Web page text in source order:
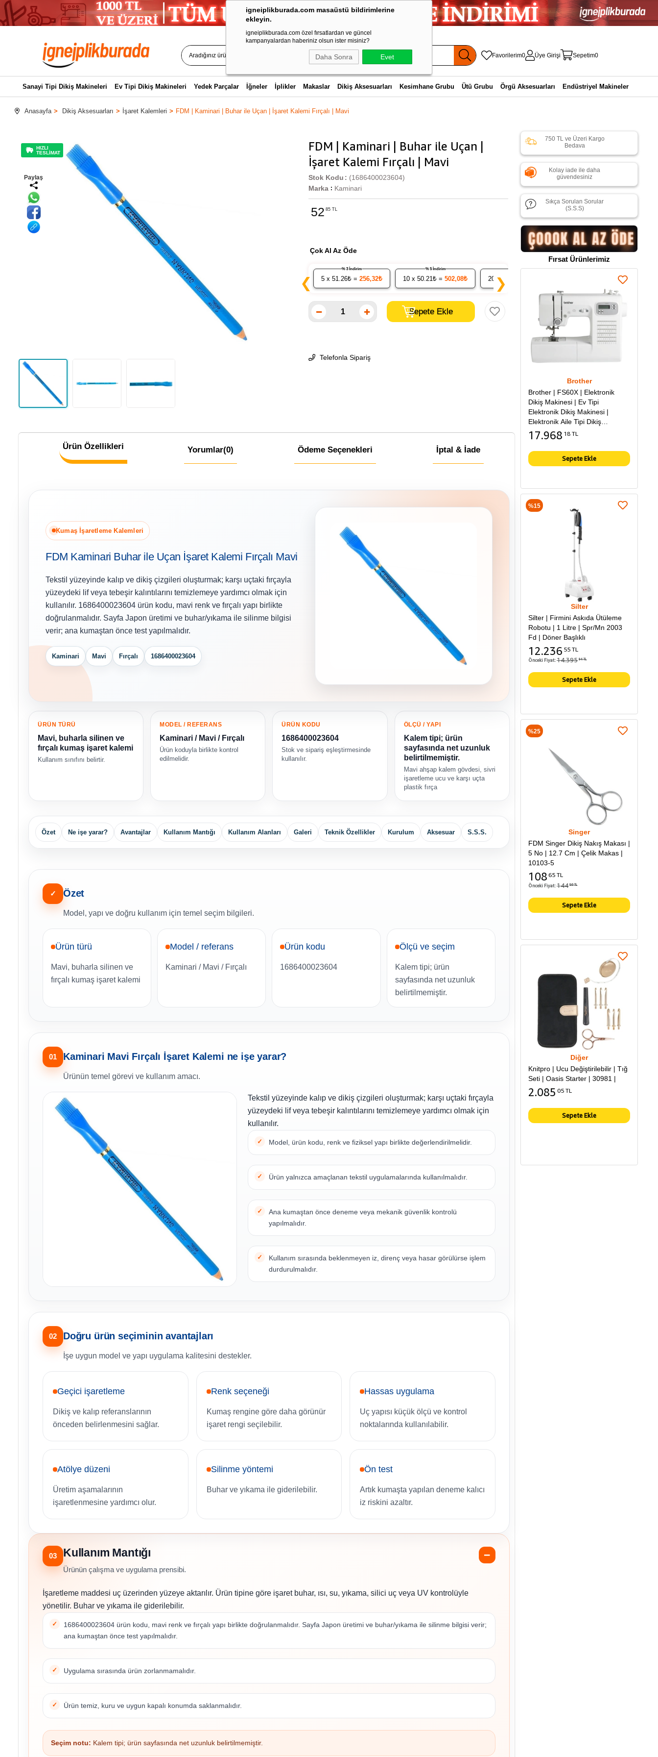
igneiplikburada.com masaüstü bildirimlerine
ekleyin.
igneiplikburada.com özel fırsatlardan ve güncel
kampanyalardan haberiniz olsun ister misiniz?
Daha Sonra Evet Favorilerim0 Üye Girişi Sepetim0
Sanayi Tipi Dikiş Makineleri Ev Tipi Dikiş Makineleri Yedek Parçalar İğneler İplikler Makaslar Dikiş Aksesuarları Kesimhane Grubu Ütü Grubu Örgü Aksesuarları Endüstriyel Makineler
Anasayfa Dikiş Aksesuarları İşaret Kalemleri FDM | Kaminari | Buhar ile Uçan | İşaret Kalemi Fırçalı | Mavi
HIZLI
TESLİMAT
Paylaş
FDM | Kaminari | Buhar ile Uçan |
İşaret Kalemi Fırçalı | Mavi
(1686400023604)
Stok Kodu
Marka : Kaminari
52 85 TL
Çok Al Az Öde
❮ 5 x 51.26₺ = 256,32₺
% 3 İndirim
10 x 50.21₺ = 502,08₺
% 5 İndirim
20 x 49.15₺ =
% 7 İndirim
2.404,68₺
% 9 İndirim
❯
Telefonla Sipariş
Ürün Özellikleri Yorumlar(0) Ödeme Seçenekleri İptal & İade
Kumaş İşaretleme Kalemleri
FDM Kaminari Buhar ile Uçan İşaret Kalemi Fırçalı Mavi
Tekstil yüzeyinde kalıp ve dikiş çizgileri oluşturmak; karşı uçtaki fırçayla
yüzeydeki lif veya tebeşir kalıntılarını temizlemeye yardımcı olmak için
kullanılır. 1686400023604 ürün kodu, mavi renk ve fırçalı yapı birlikte
doğrulanmalıdır. Sayfa Japon üretimi ve buhar/yıkama ile silinme bilgisi
verir; ana kumaştan önce test yapılmalıdır.
Kaminari Mavi Fırçalı 1686400023604
ÜRÜN TÜRÜ
Mavi, buharla silinen ve
fırçalı kumaş işaret kalemi
Kullanım sınıfını belirtir.
MODEL / REFERANS
Kaminari / Mavi / Fırçalı
Ürün koduyla birlikte kontrol
edilmelidir.
ÜRÜN KODU
1686400023604
Stok ve sipariş eşleştirmesinde
kullanılır.
ÖLÇÜ / YAPI
Kalem tipi; ürün
sayfasında net uzunluk
belirtilmemiştir.
Mavi ahşap kalem gövdesi, sivri
işaretleme ucu ve karşı uçta
plastik fırça
Özet Ne işe yarar? Avantajlar Kullanım Mantığı Kullanım Alanları Galeri Teknik Özellikler Kurulum Aksesuar S.S.S.
✓ Özet
Model, yapı ve doğru kullanım için temel seçim bilgileri.
Ürün türü
Mavi, buharla silinen ve
fırçalı kumaş işaret kalemi
Model / referans
Kaminari / Mavi / Fırçalı
Ürün kodu
1686400023604
Ölçü ve seçim
Kalem tipi; ürün
sayfasında net uzunluk
belirtilmemiştir.
01 Kaminari Mavi Fırçalı İşaret Kalemi ne işe yarar?
Ürünün temel görevi ve kullanım amacı.
Tekstil yüzeyinde kalıp ve dikiş çizgileri oluşturmak; karşı uçtaki fırçayla
yüzeydeki lif veya tebeşir kalıntılarını temizlemeye yardımcı olmak için
kullanılır.
Model, ürün kodu, renk ve fiziksel yapı birlikte değerlendirilmelidir.
Ürün yalnızca amaçlanan tekstil uygulamalarında kullanılmalıdır.
Ana kumaştan önce deneme veya mekanik güvenlik kontrolü
yapılmalıdır.
Kullanım sırasında beklenmeyen iz, direnç veya hasar görülürse işlem
durdurulmalıdır.
02 Doğru ürün seçiminin avantajları
İşe uygun model ve yapı uygulama kalitesini destekler.
Geçici işaretleme
Dikiş ve kalıp referanslarının
önceden belirlenmesini sağlar.
Renk seçeneği
Kumaş rengine göre daha görünür
işaret rengi seçilebilir.
Hassas uygulama
Uç yapısı küçük ölçü ve kontrol
noktalarında kullanılabilir.
Atölye düzeni
Üretim aşamalarının
işaretlenmesine yardımcı olur.
Silinme yöntemi
Buhar ve yıkama ile giderilebilir.
Ön test
Artık kumaşta yapılan deneme kalıcı
iz riskini azaltır.
03 Kullanım Mantığı
Ürünün çalışma ve uygulama prensibi.
İşaretleme maddesi uç üzerinden yüzeye aktarılır. Ürün tipine göre işaret buhar, ısı, su, yıkama, silici uç veya UV kontrolüyle
yönetilir. Buhar ve yıkama ile giderilebilir.
1686400023604 ürün kodu, mavi renk ve fırçalı yapı birlikte doğrulanmalıdır. Sayfa Japon üretimi ve buhar/yıkama ile silinme bilgisi verir;
ana kumaştan önce test yapılmalıdır.
Uygulama sırasında ürün zorlanmamalıdır.
Ürün temiz, kuru ve uygun kapalı konumda saklanmalıdır.
Seçim notu: Kalem tipi; ürün sayfasında net uzunluk belirtilmemiştir.
750 TL ve Üzeri Kargo
Bedava
Kolay iade ile daha
güvendesiniz
Sıkça Sorulan Sorular
(S.S.S)
Fırsat Ürünlerimiz
Brother
Brother | FS60X | Elektronik
Dikiş Makinesi | Ev Tipi
Elektronik Dikiş Makinesi |
Elektronik Aile Tipi Dikiş
Makinesi
17.968 18 TL
Sepete Ekle
Silter
Silter | Firmini Askıda Ütüleme
Robotu | 1 Litre | Spr/Mn 2003
Fd | Döner Başlıklı
12.236 55 TL
Önceki Fiyat:14.395 94 TL
Sepete Ekle
%15
Singer
FDM Singer Dikiş Nakış Makası |
5 No | 12.7 Cm | Çelik Makas |
10103-5
108 65 TL
Önceki Fiyat:144 86 TL
Sepete Ekle
%25
Diğer
Knitpro | Ucu Değiştirilebilir | Tığ
Seti | Oasis Starter | 30981 |
2.085 05 TL
Sepete Ekle